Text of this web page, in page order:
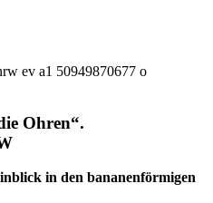
Ohren“.
in den bananenförmigen